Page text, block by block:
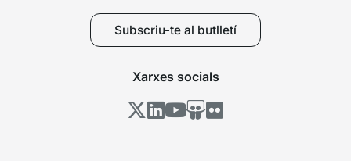
Subscriu-te al butlletí
Xarxes socials